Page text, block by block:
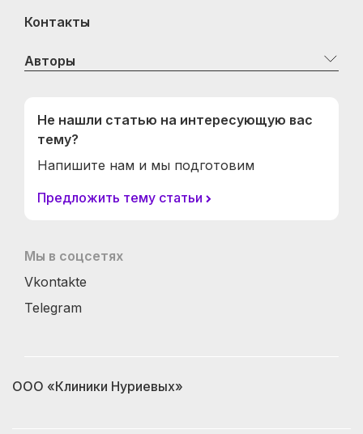
Контакты
Авторы
Не нашли статью на интересующую вас
тему?
Напишите нам и мы подготовим
Предложить тему статьи
Мы в соцсетях
Vkontakte
Telegram
ООО «Клиники Нуриевых»